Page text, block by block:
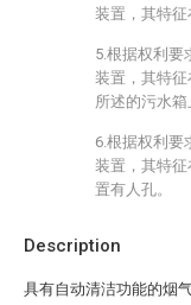
Description
具有自动清洁功能的烟
装置，其特征
5.根据权利要
装置，其特征
所述的污水箱
6.根据权利要
装置，其特
置有人孔。